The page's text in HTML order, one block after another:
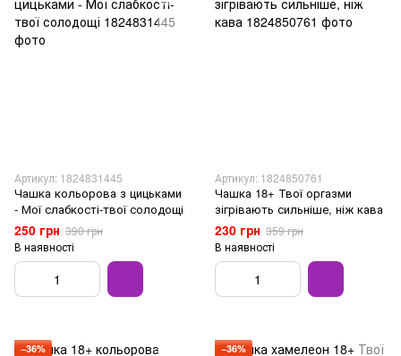
Артикул: 1824831445
Чашка кольорова з цицьками
- Мої слабкості-твої солодощі
250 грн 390 грн
В наявності
Артикул: 1824850761
Чашка 18+ Твої оргазми
зігрівають сильніше, ніж кава
230 грн 359 грн
В наявності
−36% −36%